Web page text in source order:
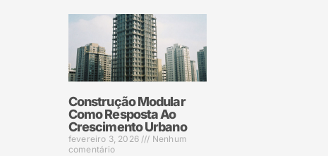
Construção Modular
Como Resposta Ao
Crescimento Urbano
fevereiro 3, 2026
Nenhum
comentário